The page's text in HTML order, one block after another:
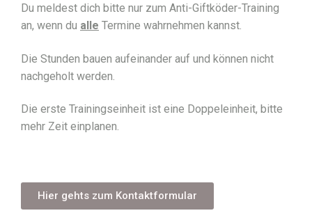
Du meldest dich bitte nur zum Anti-Giftköder-Training
an, wenn du alle Termine wahrnehmen kannst.
Die Stunden bauen aufeinander auf und können nicht
nachgeholt werden.
Die erste Trainingseinheit ist eine Doppeleinheit, bitte
mehr Zeit einplanen.
Hier gehts zum Kontaktformular